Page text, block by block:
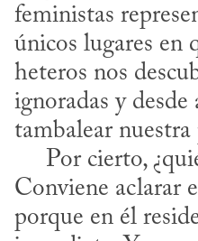
feministas
únicos lugares en
heteros nos
ignoradas y desde
tambalear nuestra
Conviene aclarar
porque en él